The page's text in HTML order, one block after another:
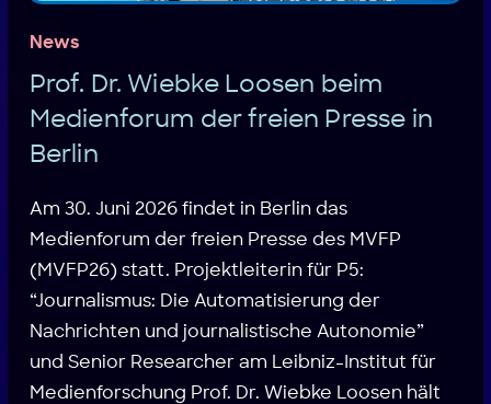
News
Prof. Dr. Wiebke Loosen beim
Medienforum der freien Presse in
Berlin
Am 30. Juni 2026 findet in Berlin das
Medienforum der freien Presse des MVFP
(MVFP26) statt. Projektleiterin für P5:
“Journalismus: Die Automatisierung der
Nachrichten und journalistische Autonomie”
und Senior Researcher am Leibniz-Institut für
Medienforschung Prof. Dr. Wiebke Loosen hält